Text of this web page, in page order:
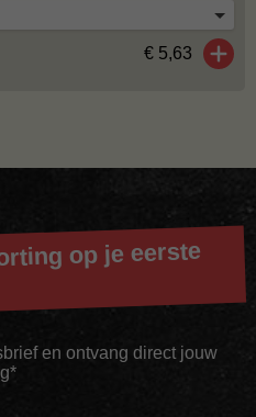
€ 5,63
op je eerste
en ontvang direct jouw